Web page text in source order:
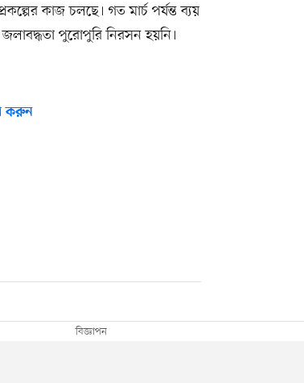
কাজ চলছে। গত মার্চ পর্যন্ত ব্যয়
পুরোপুরি নিরসন হয়নি।
করুন